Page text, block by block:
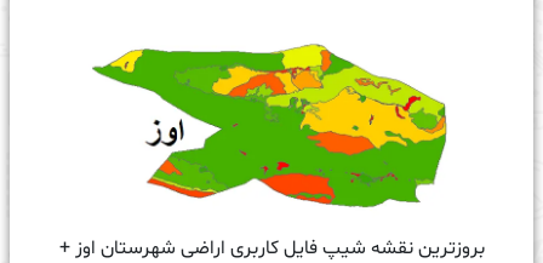
بروزترین نقشه شیپ فایل کاربری اراضی شهرستان اوز +